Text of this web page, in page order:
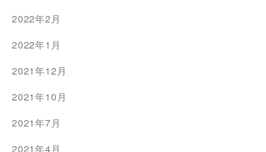
2022年2月
2022年1月
2021年12月
2021年10月
2021年7月
2021年4月